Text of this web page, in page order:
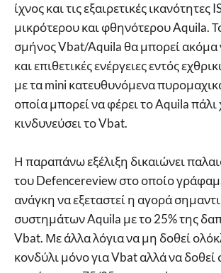
ίχνος και τις εξαιρετικές ικανότητες
μικρότερου και φθηνότερου Aquila.
σμήνος Vbat/Aquila θα μπορεί ακόμα
και επιθετικές ενέργειες εντός
με τα mini κατευθυνόμενα
οποία μπορεί να φέρει το Aquila πάλι
κινδυνεύσει το Vbat.
Η παραπάνω εξέλιξη δικαιώνει
του Defencereview στο οποίο
ανάγκη να εξεταστεί η αγορά
συστημάτων Aquila με το 25% της
Vbat. Με άλλα λόγια να μη δοθεί
κονδύλι μόνο για Vbat αλλά να δοθεί